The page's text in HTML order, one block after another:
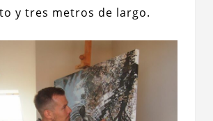
y tres metros de largo.